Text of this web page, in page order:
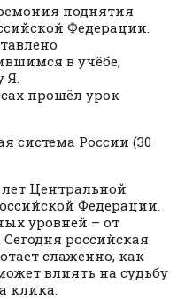
поднятия
Федерации.
в учёбе,
Я.
прошёл урок
система России (30
Центральной
Федерации.
уровней – от
российская
слаженно, как
влиять на судьбу
клика.